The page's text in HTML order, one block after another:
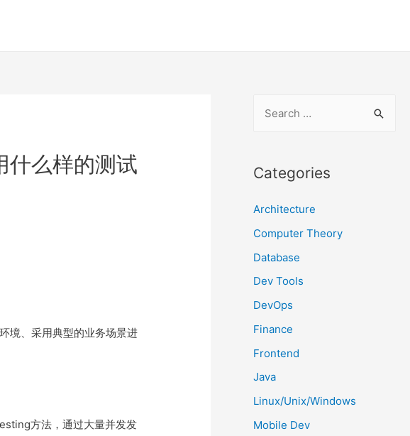
什么样的测试
境、采用典型的业务场景进
方法，通过大量并发发
r
h
f
o
r
Categories
Architecture
Computer Theory
Database
Dev Tools
DevOps
Finance
Frontend
Java
Linux/Unix/Windows
Mobile Dev